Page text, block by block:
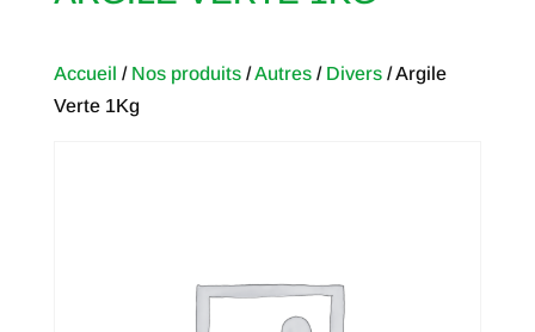
Accueil / Nos produits/Autres/ Divers/ Argile
Verte 1Kg